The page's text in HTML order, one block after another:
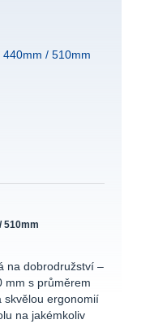
510mm
na dobrodružství –
mm s průměrem
skvělou ergonomií
na jakémkoliv